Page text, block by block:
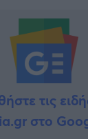
τις
στο